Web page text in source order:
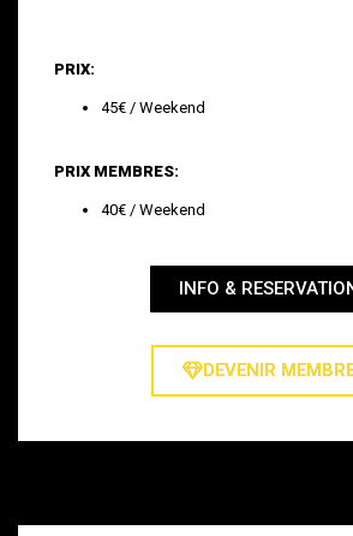
PRIX:
45€ / Weekend
PRIX MEMBRES:
40€ / Weekend
INFO &
DEVENIR